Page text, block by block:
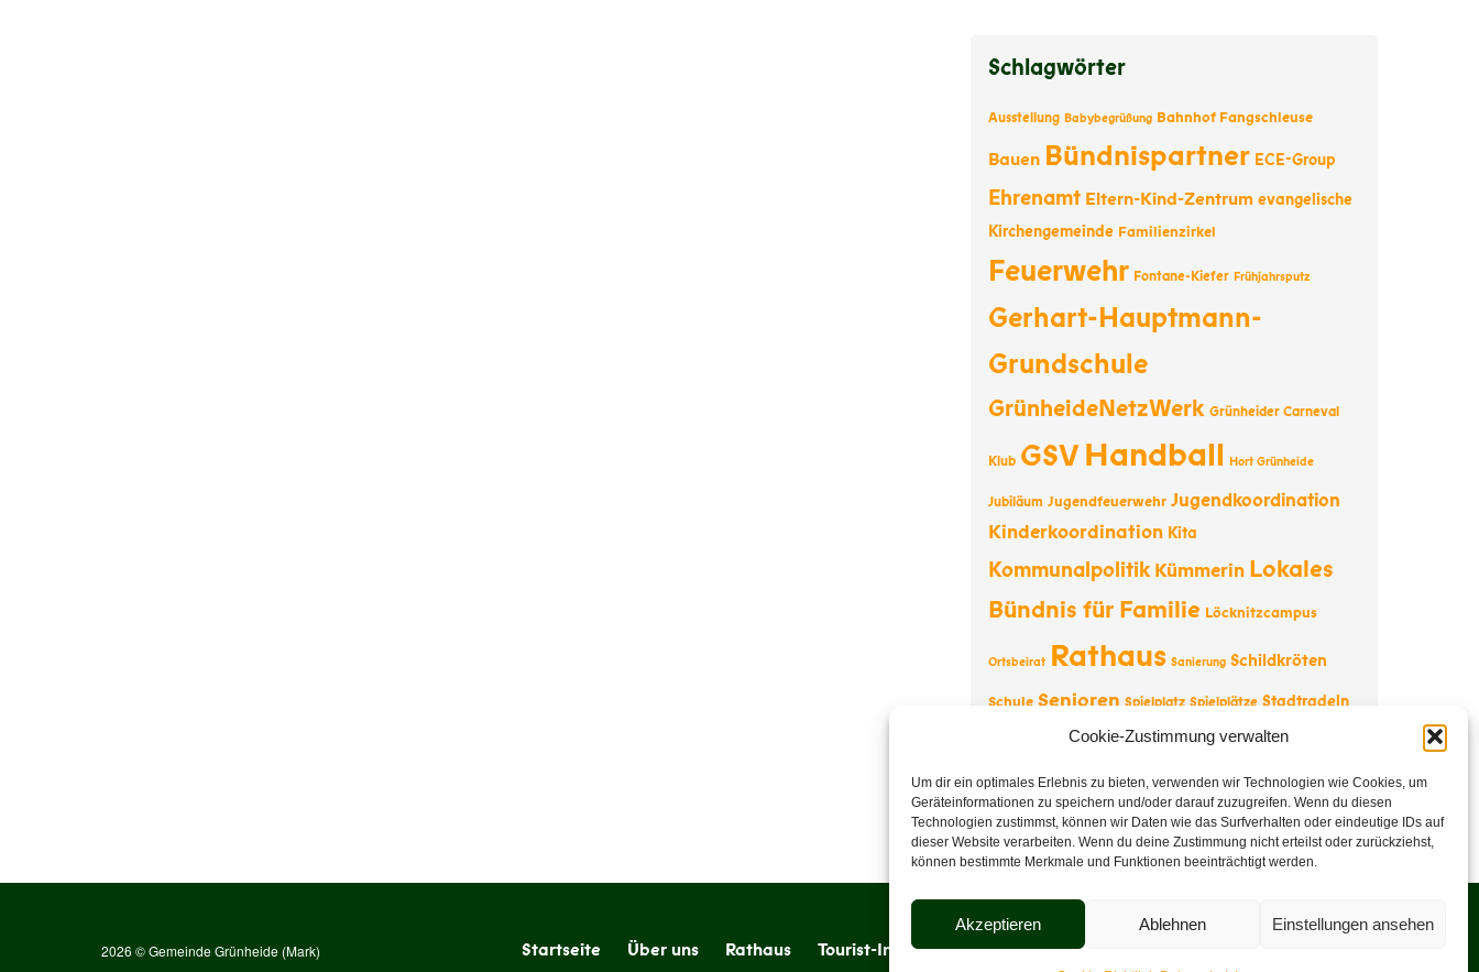
Cookie-Zustimmung verwalten
Um dir ein optimales Erlebnis zu bieten, verwenden wir Technologien wie Cookies, um
Geräteinformationen zu speichern und/oder darauf zuzugreifen. Wenn du diesen
Technologien zustimmst, können wir Daten wie das Surfverhalten oder eindeutige IDs auf
dieser Website verarbeiten. Wenn du deine Zustimmung nicht erteilst oder zurückziehst,
können bestimmte Merkmale und Funktionen beeinträchtigt werden.
Akzeptieren Ablehnen Einstellungen ansehen
Schlagwörter
Ausstellung Babybegrüßung Bahnhof Fangschleuse
Bauen Bündnispartner ECE-Group
Ehrenamt Eltern-Kind-Zentrum evangelische
Kirchengemeinde Familienzirkel
Feuerwehr Fontane-Kiefer Frühjahrsputz
Gerhart-Hauptmann-
Grundschule
GrünheideNetzWerk Grünheider Carneval
Klub GSVHandball Hort Grünheide
Jubiläum Jugendfeuerwehr Jugendkoordination
Kinderkoordination Kita
Kommunalpolitik Kümmerin Lokales
Bündnis für Familie Löcknitzcampus
Ortsbeirat Rathaus Sanierung Schildkröten
Schule Senioren Spielplatz Spielplätze Stadtradeln
Straßenbau TeslaTourismus Tourist-
Information Vereine Vernissage Wappentier
Weihnachten
Startseite Über uns Rathaus Tourist-Information Veranstaltungen
2026 © Gemeinde Grünheide (Mark)